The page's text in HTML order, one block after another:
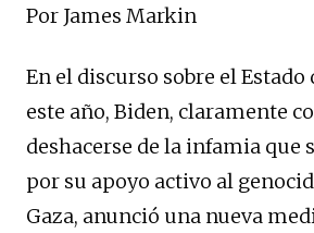
Por James Markin
En el discurso sobre el Estado
este año, Biden, claramente
deshacerse de la infamia que
por su apoyo activo al
Gaza, anunció una nueva